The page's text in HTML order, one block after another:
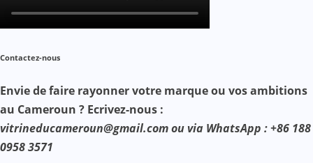
Contactez-nous
Envie de faire rayonner votre marque ou vos ambitions
au Cameroun ? Ecrivez-nous :
vitrineducameroun@gmail.com ou via WhatsApp : +86 188
0958 3571